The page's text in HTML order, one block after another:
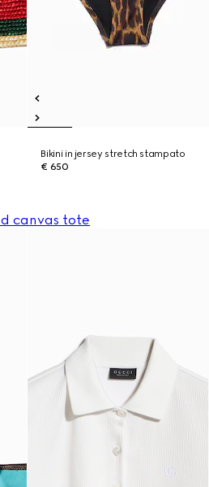
Bikini in jersey stretch stampato
€ 650